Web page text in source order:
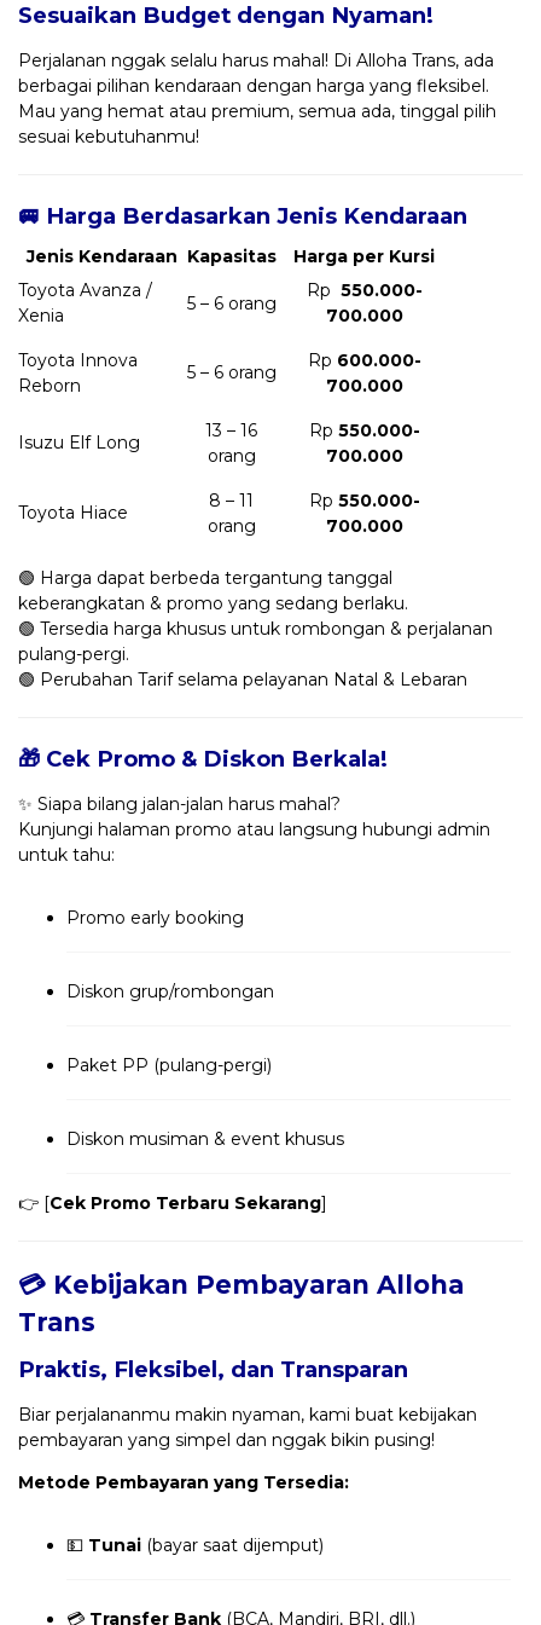
Sesuaikan Budget dengan Nyaman!
Perjalanan nggak selalu harus mahal! Di Alloha Trans, ada
berbagai pilihan kendaraan dengan harga yang fleksibel.
Mau yang hemat atau premium, semua ada, tinggal pilih
sesuai kebutuhanmu!
🚐 Harga Berdasarkan Jenis Kendaraan
Jenis Kendaraan Kapasitas
Harga per Kursi
Toyota Avanza /
Xenia
5 – 6 orang
Rp 550.000-
700.000
Toyota Innova
Reborn
5 – 6 orang
Rp 600.000-
700.000
Isuzu Elf Long
13 – 16
orang
Rp 550.000-
700.000
Toyota Hiace
8 – 11
orang
Rp 550.000-
700.000
🟢 Harga dapat berbeda tergantung tanggal
keberangkatan & promo yang sedang berlaku.
🟢 Tersedia harga khusus untuk rombongan & perjalanan
pulang-pergi.
🟢 Perubahan Tarif selama pelayanan Natal & Lebaran
🎁 Cek Promo & Diskon Berkala!
✨ Siapa bilang jalan-jalan harus mahal?
Kunjungi halaman promo atau langsung hubungi admin
untuk tahu:
Promo early booking
Diskon grup/rombongan
Paket PP (pulang-pergi)
Diskon musiman & event khusus
👉 [Cek Promo Terbaru Sekarang]
💳 Kebijakan Pembayaran Alloha
Trans
Praktis, Fleksibel, dan Transparan
Biar perjalananmu makin nyaman, kami buat kebijakan
pembayaran yang simpel dan nggak bikin pusing!
Metode Pembayaran yang Tersedia:
💵 Tunai (bayar saat dijemput)
💳 Transfer Bank (BCA, Mandiri, BRI, dll.)